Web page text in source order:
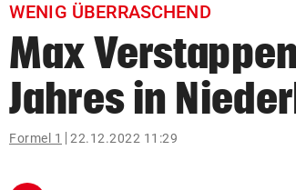
pin_drop
bookmark
search
Suchbegriff
WENIG ÜBERRASCHEND
Max
Jahres in
Formel 1 22.12.2022 11:29